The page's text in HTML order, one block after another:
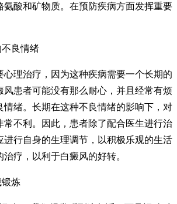
氨酸和矿物质。在预防疾病方面发挥重要
良情绪
理治疗，因为这种疾病需要一个长期的
风患者可能没有那么耐心，并且经常有烦
情绪。长期在这种不良情绪的影响下，对
常不利。因此，患者除了配合医生进行治
进行自身的生理调节，以积极乐观的生活
疗，以利于白癜风的好转。
炼